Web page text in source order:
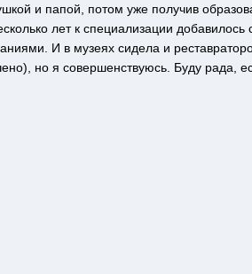
и папой, потом уже получив
лет к специализации добавилось
И в музеях сидела и
но я совершенствуюсь. Буду рада,